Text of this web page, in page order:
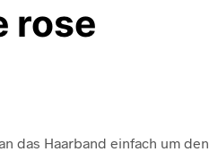
rose
das Haarband einfach um